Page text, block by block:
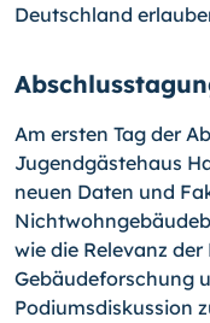
Deutschland
Am ersten Tag der
Jugendgästehaus
neuen Daten und
wie die Relevanz
Gebäudeforschung
Podiumsdiskussion